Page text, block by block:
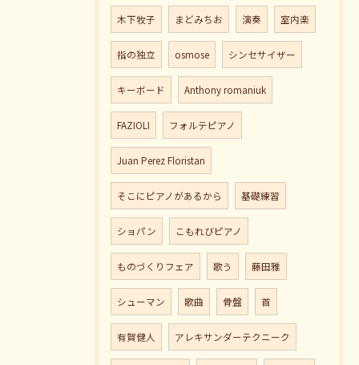
木下牧子 まどみちお 演奏 室内楽
指の独立 osmose シンセサイザー
キーボード Anthony romaniuk
FAZIOLI フォルテピアノ
Juan Perez Floristan
そこにピアノがあるから 基礎練習
ショパン こもれびピアノ
ものづくりフェア 歌う 藤田雅
シューマン 歌曲 骨盤 首
有賀健人 アレキサンダーテクニーク